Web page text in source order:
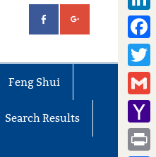
Feng Shui
Search Results
Gmail